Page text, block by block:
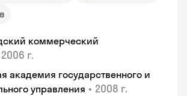
коммерческий
2006 г.
академия государственного и
управления • 2008 г.